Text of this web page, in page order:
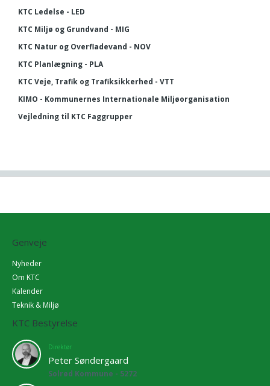
KTC Ledelse - LED
KTC Miljø og Grundvand - MIG
KTC Natur og Overfladevand - NOV
KTC Planlægning - PLA
KTC Veje, Trafik og Trafiksikkerhed - VTT
KIMO - Kommunernes Internationale Miljøorganisation
Vejledning til KTC Faggrupper
Genveje
Nyheder
Om KTC
Kalender
Teknik & Miljø
KTC Bestyrelse
Direktør
Peter Søndergaard
Solrød Kommune - 5272